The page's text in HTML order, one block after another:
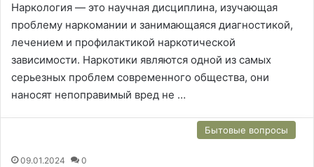
Наркология — это научная дисциплина, изучающая
проблему наркомании и занимающаяся диагностикой,
лечением и профилактикой наркотической
зависимости. Наркотики являются одной из самых
серьезных проблем современного общества, они
наносят непоправимый вред не …
Бытовые вопросы
09.01.2024 0